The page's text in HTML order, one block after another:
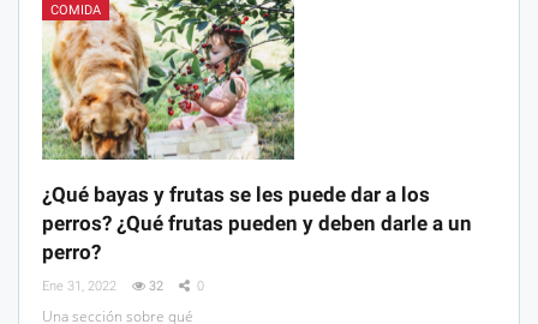
COMIDA
¿Qué bayas y frutas se les puede dar a los
perros? ¿Qué frutas pueden y deben darle a un
perro?
Ene 31, 2022 32 0
Una sección sobre qué